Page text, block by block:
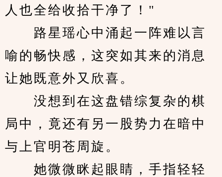
人也全给收拾干净了！"
路星瑶心中涌起一阵难以言
喻的畅快感，这突如其来的消息
让她既意外又欣喜。
没想到在这盘错综复杂的棋
局中，竟还有另一股势力在暗中
与上官明苍周旋。
她微微眯起眼睛，手指轻轻